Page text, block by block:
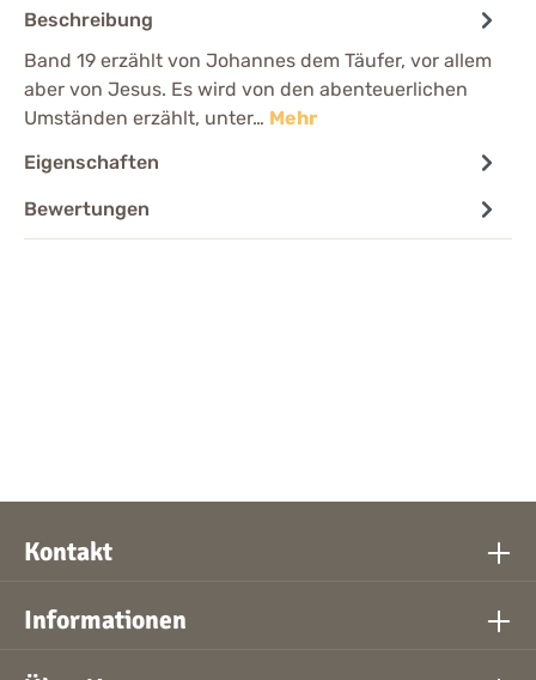
Beschreibung
Band 19 erzählt von Johannes dem Täufer, vor allem
aber von Jesus. Es wird von den abenteuerlichen
Umständen erzählt, unter… Mehr
Eigenschaften
Bewertungen
Kontakt
Informationen